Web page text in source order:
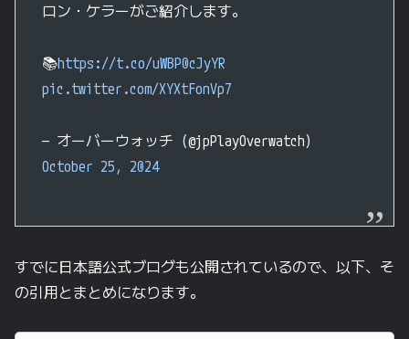
ロン・ケラーがご紹介します。
📚https://t.co/uWBP0cJyYR
pic.twitter.com/XYXtFonVp7
— オーバーウォッチ (@jpPlayOverwatch)
October 25, 2024
すでに日本語公式ブログも公開されているので、以下、そ
の引用とまとめになります。